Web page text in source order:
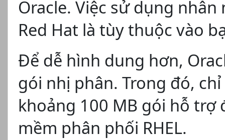
Oracle. Việc sử dụng
Red Hat là tùy thuộc vào
Để dễ hình dung hơn,
gói nhị phân. Trong đó,
khoảng 100 MB gói hỗ
mềm phân phối RHEL.